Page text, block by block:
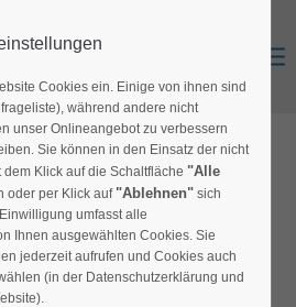
Anmelden
Chrome
Cookies ein. Einige von ihnen sind
während andere nicht
unser Onlineangebot zu verbessern
Sie können in den Einsatz der nicht
Klick auf die Schaltfläche "Alle
oder per Klick auf "Ablehnen" sich
umfasst alle
Ihnen ausgewählten Cookies. Sie
jederzeit aufrufen und Cookies auch
(in der Datenschutzerklärung und